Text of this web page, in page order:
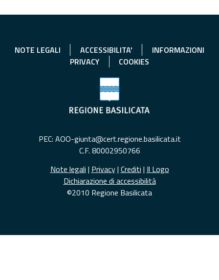
NOTE LEGALI ACCESSIBILITA'
INFORMAZIONI
PRIVACY
COOKIES
PEC: AOO-giunta@cert.regione.basilicata.it
C.F. 80002950766
Note legali | Privacy| Crediti | Il Logo
Dichiarazione di accessibilità
©2010 Regione Basilicata